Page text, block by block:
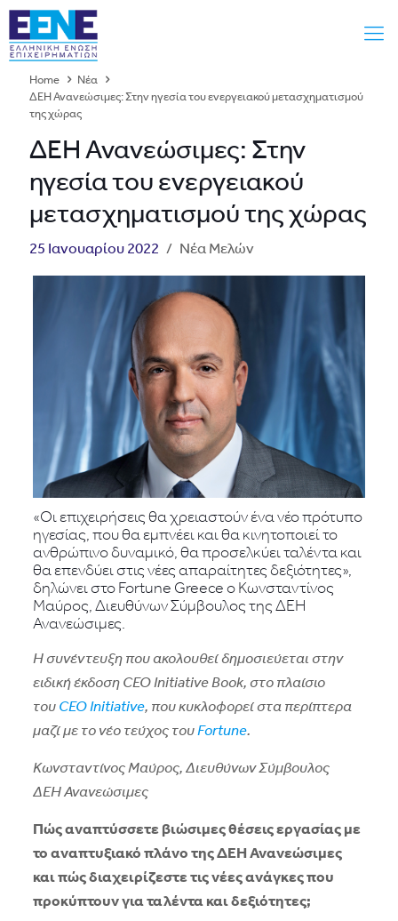
Home
Νέα
ΔΕΗ Ανανεώσιμες: Στην ηγεσία του ενεργειακού μετασχηματισμού
της χώρας
ΔΕΗ Ανανεώσιμες: Στην
ηγεσία του ενεργειακού
μετασχηματισμού της χώρας
25 Ιανουαρίου 2022 / Νέα Μελών
«Οι επιχειρήσεις θα χρειαστούν ένα νέο πρότυπο
ηγεσίας, που θα εμπνέει και θα κινητοποιεί το
ανθρώπινο δυναμικό, θα προσελκύει ταλέντα και
θα επενδύει στις νέες απαραίτητες δεξιότητες»,
δηλώνει στο Fortune Greece ο Κωνσταντίνος
Μαύρος, Διευθύνων Σύμβουλος της ΔΕΗ
Ανανεώσιμες.
Η συνέντευξη που ακολουθεί δημοσιεύεται στην
ειδική έκδοση CEOInitiativeBook, στο πλαίσιο
του CEOInitiative, που κυκλοφορεί στα περίπτερα
μαζί με τo νέο τεύχος τουFortune.
Κωνσταντίνος Μαύρος, Διευθύνων Σύμβουλος
ΔΕΗ Ανανεώσιμες
Πώς αναπτύσσετε βιώσιμες θέσεις εργασίας με
το αναπτυξιακό πλάνο της ΔΕΗ Ανανεώσιμες
και πώς διαχειρίζεστε τις νέες ανάγκες που
προκύπτουν για ταλέντα και δεξιότητες;